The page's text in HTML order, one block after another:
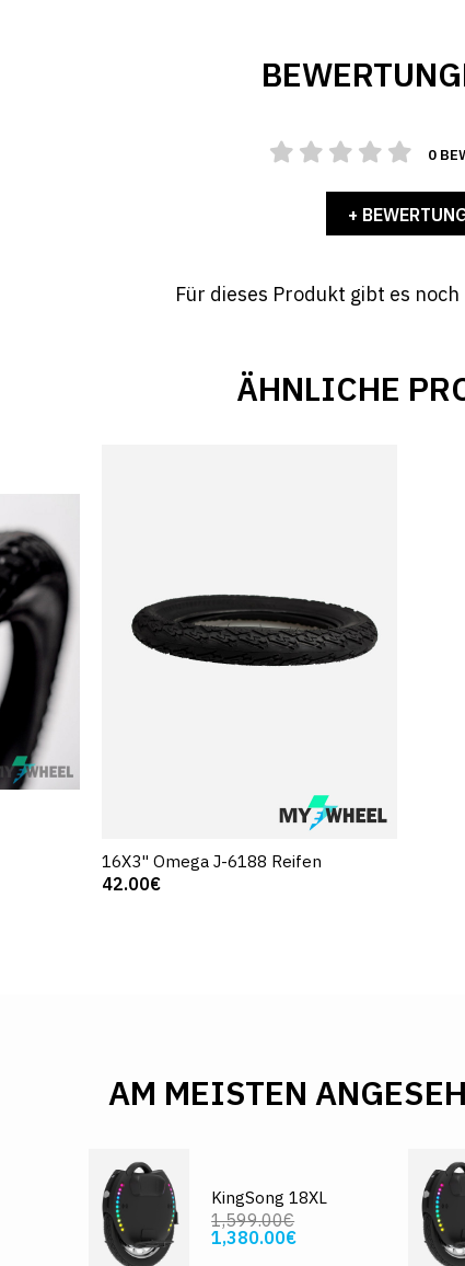
0
+
Für dieses Produkt gibt es
ÄHNLICHE
16X3" Omega J-6188 Reifen
42.00€
AM MEISTEN
KingSong 18XL
1,599.00€
1,380.00€